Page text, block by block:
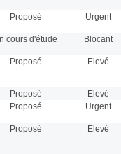
Proposé Urgent
cours d'étude Blocant
Proposé Elevé
Proposé Elevé
Proposé Urgent
Proposé Elevé